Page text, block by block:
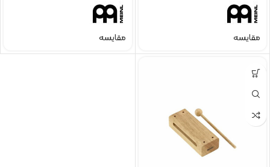
مقایسه مقایسه